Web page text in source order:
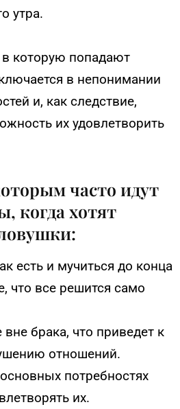
утра.
которую попадают
в непонимании
и, как следствие,
их удовлетворить
часто идут
когда хотят
есть и мучиться до конца
что все решится само
брака, что приведет к
отношений.
потребностях
их.